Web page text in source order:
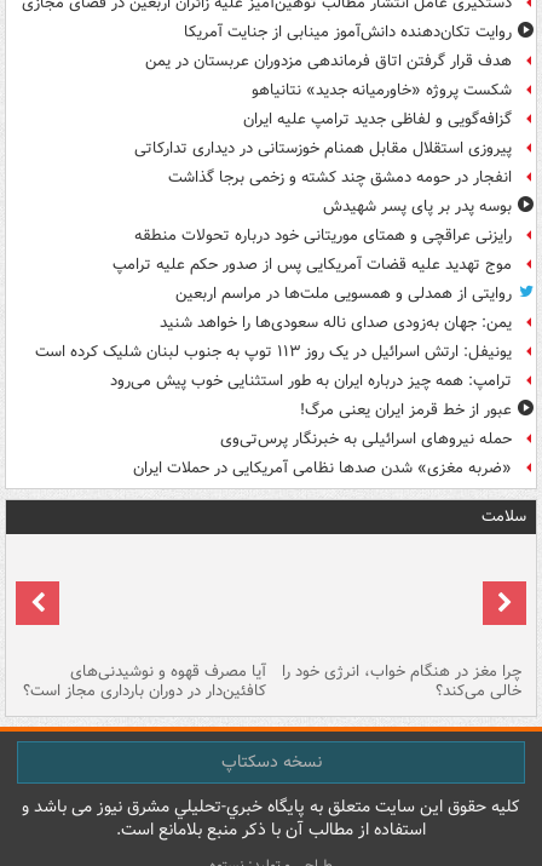
روایت تکان‌دهنده دانش‌آموز مینابی از جنایت آمریکا
هدف قرار گرفتن اتاق‌ فرماندهی مزدوران عربستان در یمن
شکست پروژه «خاورمیانه جدید» نتانیاهو
گزافه‌گویی و لفاظی جدید ترامپ علیه ایران
پیروزی استقلال مقابل همنام خوزستانی در دیداری تدارکاتی
انفجار در حومه دمشق چند کشته و زخمی برجا گذاشت
بوسه‌ پدر بر پای پسر شهیدش
رایزنی عراقچی و همتای موریتانی خود درباره تحولات منطقه
موج تهدید علیه قضات آمریکایی پس از صدور حکم علیه ترامپ
روایتی از همدلی و همسویی ملت‌ها در مراسم اربعین
یمن: جهان به‌زودی صدای ناله سعودی‌ها را خواهد شنید
یونیفل: ارتش اسرائیل در یک روز ۱۱۳ توپ به جنوب لبنان شلیک کرده است
ترامپ: همه چیز درباره ایران به طور استثنایی خوب پیش می‌رود
عبور از خط قرمز ایران یعنی مرگ!
حمله نیروهای اسرائیلی به خبرنگار پرس‌تی‌وی
«ضربه مغزی» شدن صدها نظامی آمریکایی در حملات ایران
سلامت
چرا مغز در هنگام خواب، انرژی خود را
خالی می‌کند؟
آیا مصرف قهوه و نوشیدنی‌های
کافئین‌دار در دوران بارداری مجاز است؟
نسخه دسکتاپ
کليه حقوق اين سايت متعلق به پایگاه خبري-تحليلي مشرق نيوز می باشد و
استفاده از مطالب آن با ذکر منبع بلامانع است.